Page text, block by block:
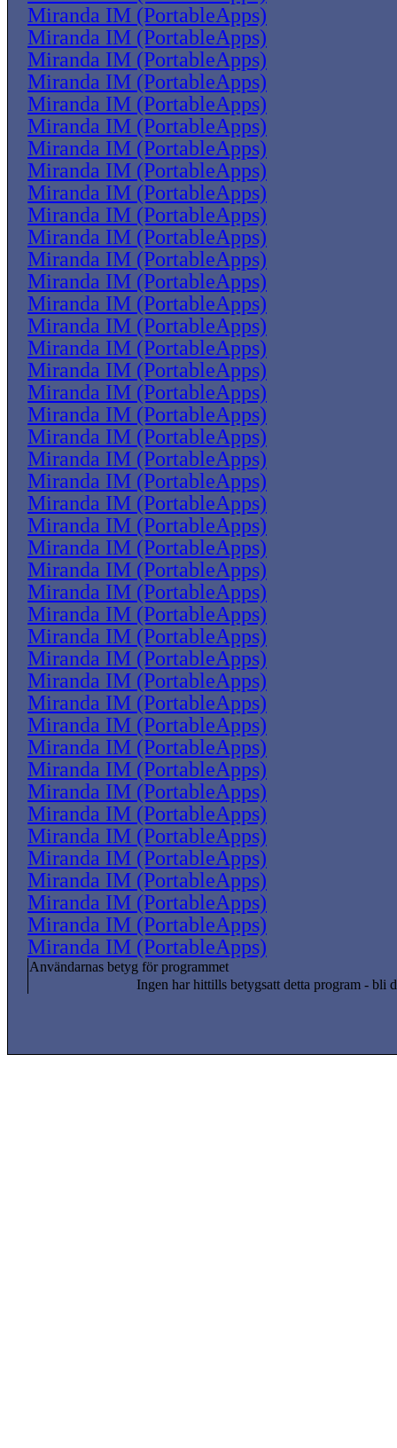
Miranda IM (PortableApps)
Miranda IM (PortableApps)
Miranda IM (PortableApps)
Miranda IM (PortableApps)
Miranda IM (PortableApps)
Miranda IM (PortableApps)
Miranda IM (PortableApps)
Miranda IM (PortableApps)
Miranda IM (PortableApps)
Miranda IM (PortableApps)
Miranda IM (PortableApps)
Miranda IM (PortableApps)
Miranda IM (PortableApps)
Miranda IM (PortableApps)
Miranda IM (PortableApps)
Miranda IM (PortableApps)
Miranda IM (PortableApps)
Miranda IM (PortableApps)
Miranda IM (PortableApps)
Miranda IM (PortableApps)
Miranda IM (PortableApps)
Miranda IM (PortableApps)
Miranda IM (PortableApps)
Miranda IM (PortableApps)
Miranda IM (PortableApps)
Miranda IM (PortableApps)
Miranda IM (PortableApps)
Miranda IM (PortableApps)
Miranda IM (PortableApps)
Miranda IM (PortableApps)
Miranda IM (PortableApps)
Miranda IM (PortableApps)
Miranda IM (PortableApps)
Miranda IM (PortableApps)
Miranda IM (PortableApps)
Miranda IM (PortableApps)
Miranda IM (PortableApps)
Miranda IM (PortableApps)
Miranda IM (PortableApps)
Miranda IM (PortableApps)
Miranda IM (PortableApps)
Miranda IM (PortableApps)
Miranda IM (PortableApps)
Användarnas betyg för programmet
Ingen har hittills betygsatt detta program - bli